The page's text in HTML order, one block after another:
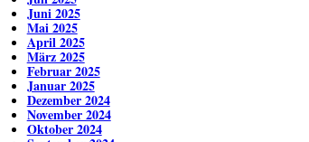
Juni 2025
Mai 2025
April 2025
März 2025
Februar 2025
Januar 2025
Dezember 2024
November 2024
Oktober 2024